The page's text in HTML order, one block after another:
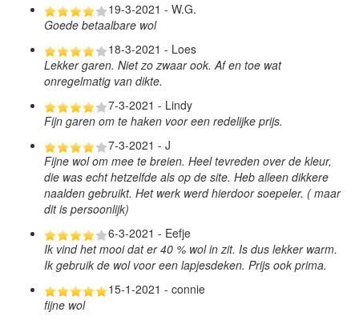
19-3-2021 - W.G.
Goede betaalbare wol
18-3-2021 - Loes
Lekker garen. Niet zo zwaar ook. Af en toe wat
onregelmatig van dikte.
7-3-2021 - Lindy
Fijn garen om te haken voor een redelijke prijs.
7-3-2021 - J
Fijne wol om mee te breien. Heel tevreden over de kleur,
die was echt hetzelfde als op de site. Heb alleen dikkere
naalden gebruikt. Het werk werd hierdoor soepeler. ( maar
dit is persoonlijk)
6-3-2021 - Eefje
Ik vind het mooi dat er 40 % wol in zit. Is dus lekker warm.
Ik gebruik de wol voor een lapjesdeken. Prijs ook prima.
15-1-2021 - connie
fijne wol